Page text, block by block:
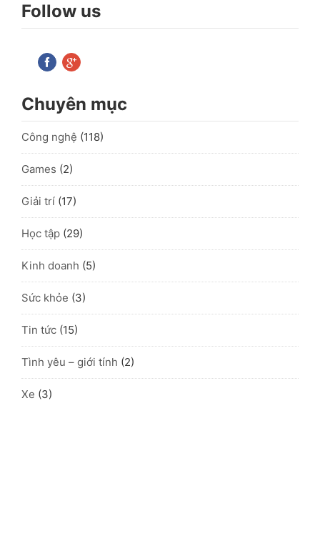
Follow us
Chuyên mục
Công nghệ (118)
Games (2)
Giải trí (17)
Học tập (29)
Kinh doanh (5)
Sức khỏe (3)
Tin tức (15)
Tình yêu – giới tính (2)
Xe (3)